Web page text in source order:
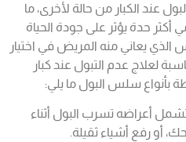
عند الكبار من حالة لأخرى، ما
حدة يؤثر على جودة الحياة
يعاني منه المريض في اختيار
لعلاج عدم التبول عند كبار
بأنواع سلس البول ما يلي:
أعراضه تسرب البول أثناء
أو رفع أشياء ثقيلة.